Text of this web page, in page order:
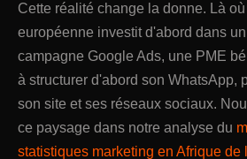
Cette réalité change la donne. Là
européenne investit d'abord dans
campagne Google Ads, une PME
à structurer d'abord son WhatsApp,
son site et ses réseaux sociaux.
ce paysage dans notre analyse du
statistiques marketing en Afrique de